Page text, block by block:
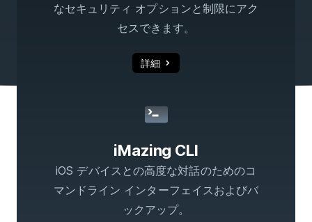
なセキュリティ オプションと制限にアク
セスできます。
詳細
iMazing CLI
iOS デバイスとの高度な対話のためのコ
マンドライン インターフェイスおよびバ
ックアップ。